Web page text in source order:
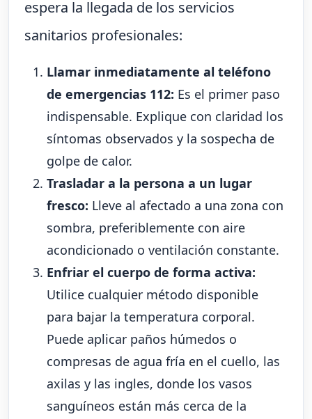
espera la llegada de los servicios
sanitarios profesionales:
Llamar inmediatamente al teléfono
de emergencias 112: Es el primer paso
indispensable. Explique con claridad los
síntomas observados y la sospecha de
golpe de calor.
Trasladar a la persona a un lugar
fresco: Lleve al afectado a una zona con
sombra, preferiblemente con aire
acondicionado o ventilación constante.
Enfriar el cuerpo de forma activa:
Utilice cualquier método disponible
para bajar la temperatura corporal.
Puede aplicar paños húmedos o
compresas de agua fría en el cuello, las
axilas y las ingles, donde los vasos
sanguíneos están más cerca de la